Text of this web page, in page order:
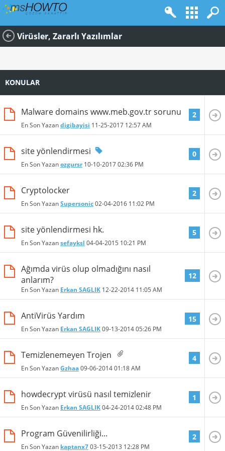
Virüsler, Zararlı Yazılımlar
KONULAR
Malware domains www.meb.gov.tr sorunu
En Son Yazandigibayisi 11-25-2017 12:57 AM
2
site yönlendirmesi
En Son Yazanozgursr10-10-201702:36 PM
0
Cryptolocker
En Son YazanSupersonic02-04-2016 11:02 PM
2
site yönlendirmesi hk.
En Son Yazansefayksl 04-04-2015 10:21 PM
5
Ağımda virüs olup olmadığını nasıl
anlarım?
En Son Yazan Erkan SAGLIK 12-22-2014 11:05 AM
12
AntiVirüs Yardım
En Son Yazan Erkan SAGLIK09-13-201405:26 PM
15
Temizlenemeyen Trojen
En Son YazanGzhaa09-06-201401:18 AM
4
howdecrypt virüsü nasıl temizlenir
En Son Yazan Erkan SAGLIK04-24-201402:48 PM
1
Program Güvenilirliği...
En Son Yazan kaptanx703-15-2013 12:28 PM
2